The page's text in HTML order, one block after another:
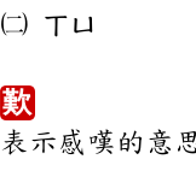
㈡ ㄒㄩ
歎
表示感嘆的意